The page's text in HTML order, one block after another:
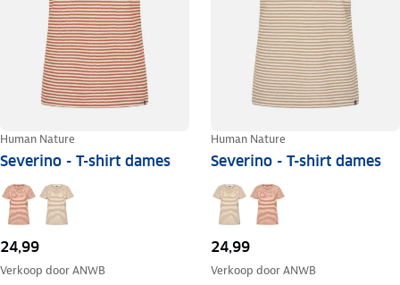
Human Nature
Severino - T-shirt dames
24,99
Verkoop doorANWB
Human Nature
Severino - T-shirt dames
24,99
Verkoop doorANWB